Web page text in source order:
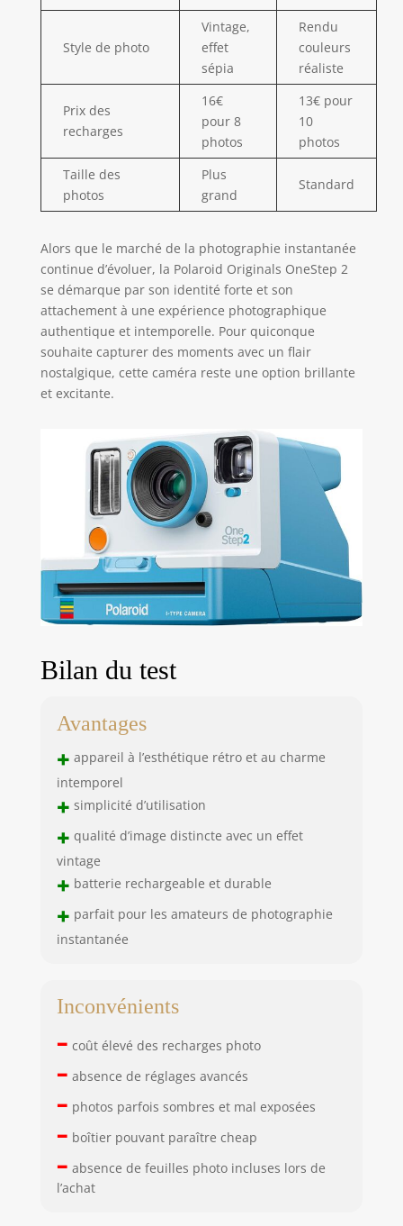
Style de photo
Vintage,
effet
sépia
Rendu
couleurs
réaliste
Prix des
recharges
16€
pour 8
photos
13€ pour
10
photos
Taille des
photos
Plus
grand
Standard
Alors que le marché de la photographie instantanée
continue d’évoluer, la Polaroid Originals OneStep 2
se démarque par son identité forte et son
attachement à une expérience photographique
authentique et intemporelle. Pour quiconque
souhaite capturer des moments avec un flair
nostalgique, cette caméra reste une option brillante
et excitante.
Bilan du test
Avantages
+ appareil à l’esthétique rétro et au charme
intemporel
+ simplicité d’utilisation
+ qualité d’image distincte avec un effet
vintage
+ batterie rechargeable et durable
+ parfait pour les amateurs de photographie
instantanée
Inconvénients
– coût élevé des recharges photo
– absence de réglages avancés
– photos parfois sombres et mal exposées
– boîtier pouvant paraître cheap
– absence de feuilles photo incluses lors de
l’achat